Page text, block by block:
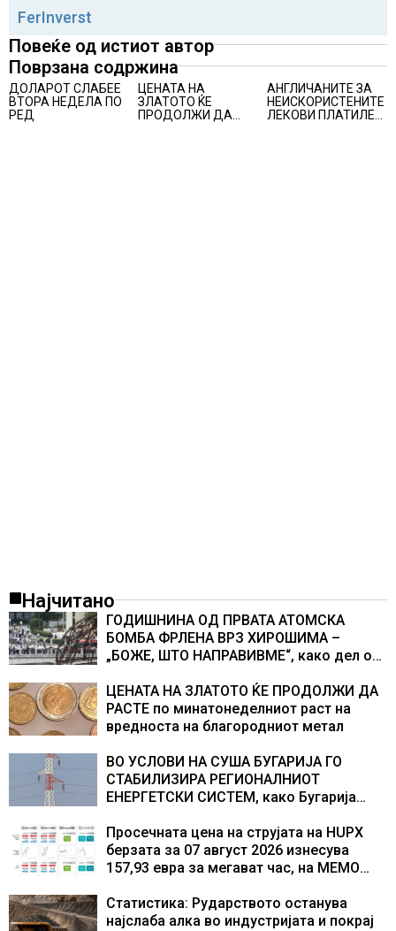
FerInverst
Повеќе од истиот автор
Поврзана содржина
ДОЛАРОТ СЛАБЕЕ
ВТОРА НЕДЕЛА ПО
РЕД
ЦЕНАТА НА
ЗЛАТОТО ЌЕ
ПРОДОЛЖИ ДА
АНГЛИЧАНИТЕ ЗА
НЕИСКОРИСТЕНИТЕ
ЛЕКОВИ ПЛАТИЛЕ
Најчитано
ГОДИШНИНА ОД ПРВАТА АТОМСКА
БОМБА ФРЛЕНА ВРЗ ХИРОШИМА –
„БОЖЕ, ШТО НАПРАВИВМЕ“, како дел од
учесниците во бомбардирањето го
доживуваа овој настан што го промени
текот на историјата
ЦЕНАТА НА ЗЛАТОТО ЌЕ ПРОДОЛЖИ ДА
РАСТЕ по минатонеделниот раст на
вредноста на благородниот метал
ВО УСЛОВИ НА СУША БУГАРИЈА ГО
СТАБИЛИЗИРА РЕГИОНАЛНИОТ
ЕНЕРГЕТСКИ СИСТЕМ, како Бугарија
складирање на енергија од батерии
Просечната цена на струјата на HUPX
берзата за 07 август 2026 изнесува
157,93 евра за мегават час, на МЕМО
Статистика: Рударството останува
најслаба алка во индустријата и покрај